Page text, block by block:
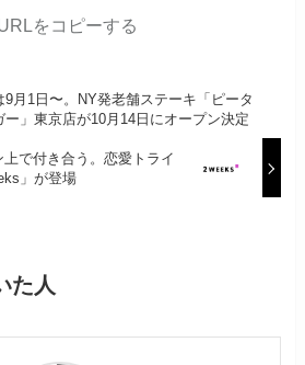
をコピーする
9月1日〜。NY発老舗ステーキ「ピータ
ー」東京店が10月14日にオープン決定
で付き合う。恋愛トライ
」が登場
た人